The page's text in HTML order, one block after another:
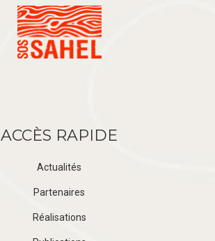
ACCÈS RAPIDE
Actualités
Partenaires
Réalisations